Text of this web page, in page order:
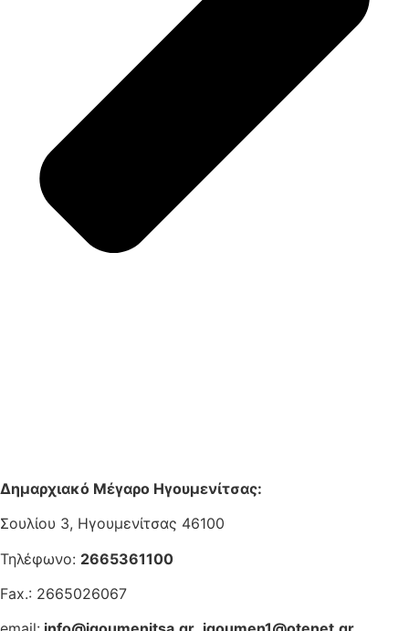
Δημαρχιακό Μέγαρο Ηγουμενίτσας:
Σουλίου 3, Ηγουμενίτσας 46100
Τηλέφωνο: 2665361100
Fax.: 2665026067